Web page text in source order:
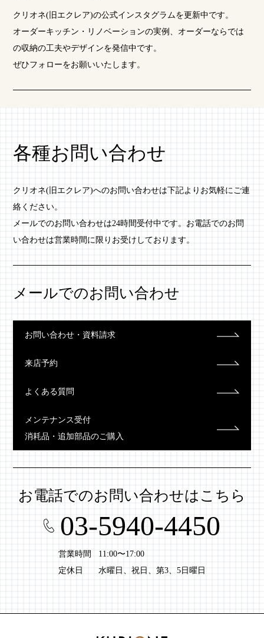
クリオネ(旧エクレア)の公式インスタグラムを更新中です。
オーダーキッチン・リノベーションの実例、オーダーならでは
の収納の工夫やデザインを発信中です。
ぜひフォローをお願いいたします。
各種お問い合わせ
クリオネ(旧エクレア)へのお問い合わせは下記よりお気軽にご連
絡ください。
メールでのお問い合わせは24時間受付中です。お電話でのお問
い合わせは営業時間に限りお受けしております。
メールでのお問い合わせ
お問い合わせ・資料請求
来店予約
よくある質問
メンテナンス受付
消耗品・追加部品のご購入
お電話でのお問い合わせはこちら
03-5940-4450
営業時間
11:00〜17:00
定休日
水曜日、祝日、第3、5日曜日